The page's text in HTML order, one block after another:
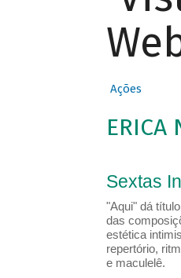
Ações
ERICA
Sextas
"Aqui" dá
das
estética
repertório,
e maculelê.